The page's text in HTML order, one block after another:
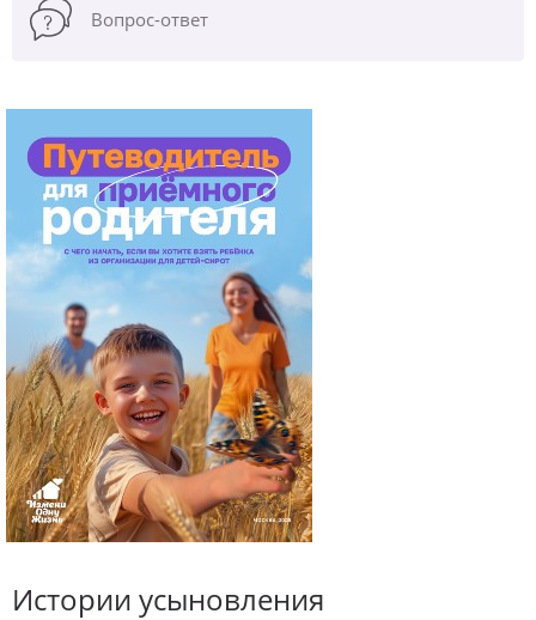
Вопрос-ответ
Истории усыновления